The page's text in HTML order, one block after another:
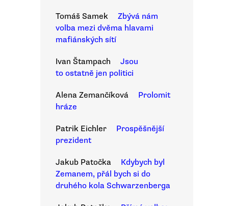
Tomáš Samek
Zbývá nám
volba mezi dvěma hlavami
mafiánských sítí
Ivan Štampach
Jsou
to ostatně jen politici
Alena Zemančíková
Prolomit
hráze
Patrik Eichler
Prospěšnější
prezident
Jakub Patočka
Kdybych byl
Zemanem, přál bych si do
druhého kola Schwarzenberga